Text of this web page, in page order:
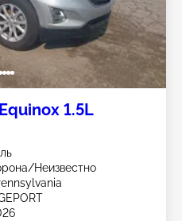
1.5L
Неизвестно